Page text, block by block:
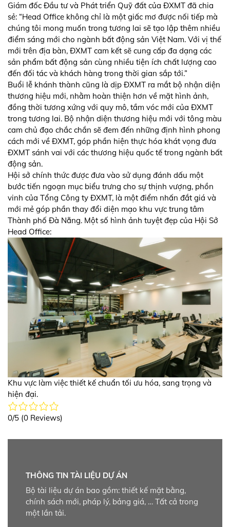
Giám đốc Đầu tư và Phát triển Quỹ đất của ĐXMT đã chia
sẻ: “Head Office không chỉ là một giấc mơ được nối tiếp mà
chúng tôi mong muốn trong tương lai sẽ tạo lập thêm nhiều
điểm sáng mới cho ngành bất động sản Việt Nam. Với vị thế
mới trên địa bàn, ĐXMT cam kết sẽ cung cấp đa dạng các
sản phẩm bất động sản cùng nhiều tiện ích chất lượng cao
đến đối tác và khách hàng trong thời gian sắp tới.”
Buổi lễ khánh thành cũng là dịp ĐXMT ra mắt bộ nhận diện
thương hiệu mới, nhằm hoàn thiện hơn về mặt hình ảnh,
đồng thời tương xứng với quy mô, tầm vóc mới của ĐXMT
trong tương lai. Bộ nhận diện thương hiệu mới với tông màu
cam chủ đạo chắc chắn sẽ đem đến những định hình phong
cách mới về ĐXMT, góp phần hiện thực hóa khát vọng đưa
ĐXMT sánh vai với các thương hiệu quốc tế trong ngành bất
động sản.
Hội sở chính thức được đưa vào sử dụng đánh dấu một
bước tiến ngoạn mục biểu trưng cho sự thịnh vượng, phồn
vinh của Tổng Công ty ĐXMT, là một điểm nhấn đắt giá và
mới mẻ góp phần thay đổi diện mạo khu vực trung tâm
Thành phố Đà Nẵng. Một số hình ảnh tuyệt đẹp của Hội Sở
Head Office:
Khu vực làm việc thiết kế chuẩn tối ưu hóa, sang trọng và
hiện đại.
0/5 (0 Reviews)
THÔNG TIN TÀI LIỆU DỰ ÁN
Bộ tài liệu dự án bao gồm: thiết kế mặt bằng,
chính sách mới, pháp lý, bảng giá, … Tất cả trong
một lần tải.